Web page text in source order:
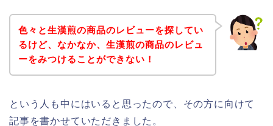
色々と生漢煎の商品のレビューを探してい
るけど、なかなか、生漢煎の商品のレビュ
ーをみつけることができない！
という人も中にはいると思ったので、その方に向けて
記事を書かせていただきました。